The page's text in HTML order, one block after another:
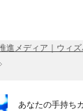
進メディア｜ウィズ
あなたの手持ち